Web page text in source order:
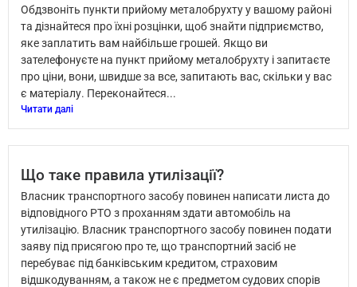
Обдзвоніть пункти прийому металобрухту у вашому районі
та дізнайтеся про їхні розцінки, щоб знайти підприємство,
яке заплатить вам найбільше грошей. Якщо ви
зателефонуєте на пункт прийому металобрухту і запитаєте
про ціни, вони, швидше за все, запитають вас, скільки у вас
є матеріалу. Переконайтеся...
Читати далі
Що таке правила утилізації?
Власник транспортного засобу повинен написати листа до
відповідного РТО з проханням здати автомобіль на
утилізацію. Власник транспортного засобу повинен подати
заяву під присягою про те, що транспортний засіб не
перебуває під банківським кредитом, страховим
відшкодуванням, а також не є предметом судових спорів